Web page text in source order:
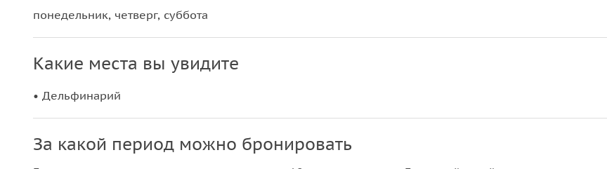
понедельник, четверг, суббота
Какие места вы увидите
• Дельфинарий
За какой период можно бронировать